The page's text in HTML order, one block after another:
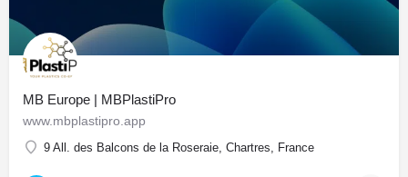
MB Europe | MBPlastiPro
www.mbplastipro.app
9 All. des Balcons de la Roseraie, Chartres, France